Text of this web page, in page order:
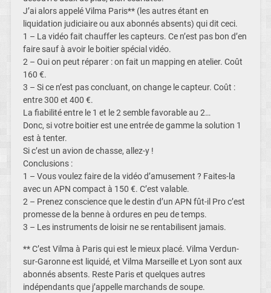
J’ai alors appelé Vilma Paris** (les autres étant en
liquidation judiciaire ou aux abonnés absents) qui dit ceci.
1 – La vidéo fait chauffer les capteurs. Ce n’est pas bon d’en
faire sauf à avoir le boitier spécial vidéo.
2 – Oui on peut réparer : on fait un mapping en atelier. Coût
160 €.
3 – Si ce n’est pas concluant, on change le capteur. Coût :
entre 300 et 400 €.
La fiabilité entre le 1 et le 2 semble favorable au 2…
Donc, si votre boitier est une entrée de gamme la solution 1
est à tenter.
Si c’est un avion de chasse, allez-y !
Conclusions :
1 – Vous voulez faire de la vidéo d’amusement ? Faites-la
avec un APN compact à 150 €. C’est valable.
2 – Prenez conscience que le destin d’un APN fût-il Pro c’est
promesse de la benne à ordures en peu de temps.
3 – Les instruments de loisir ne se rentabilisent jamais.
** C’est Vilma à Paris qui est le mieux placé. Vilma Verdun-
sur-Garonne est liquidé, et Vilma Marseille et Lyon sont aux
abonnés absents. Reste Paris et quelques autres
indépendants que j’appelle marchands de soupe.